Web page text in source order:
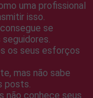
uma profissional
isso.
se
os seus esforços
mas não sabe
posts.
não conhece seus